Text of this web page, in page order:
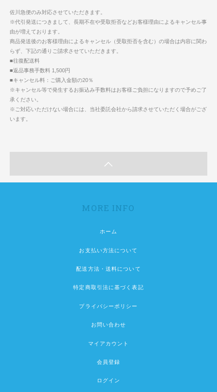
佐川急便のみ対応させていただきます。
※代引発送につきまして、長期不在や受取拒否などお客様理由によるキャンセル事
由が増えております。
商品発送後のお客様理由によるキャンセル（受取拒否を含む）の場合は内容に関わ
らず、下記の通りご請求させていただきます。
■往復配送料
■返品事務手数料 1,500円
■キャンセル料：ご購入金額の20％
※キャンセル等で発生するお振込み手数料はお客様ご負担になりますので予めご了
承ください。
※ご対応いただけない場合には、当社委託会社から請求させていただく場合がござ
います。
MORE INFO
ホーム
お支払い方法について
配送方法・送料について
特定商取引法に基づく表記
プライバシーポリシー
お問い合わせ
マイアカウント
会員登録
ログイン